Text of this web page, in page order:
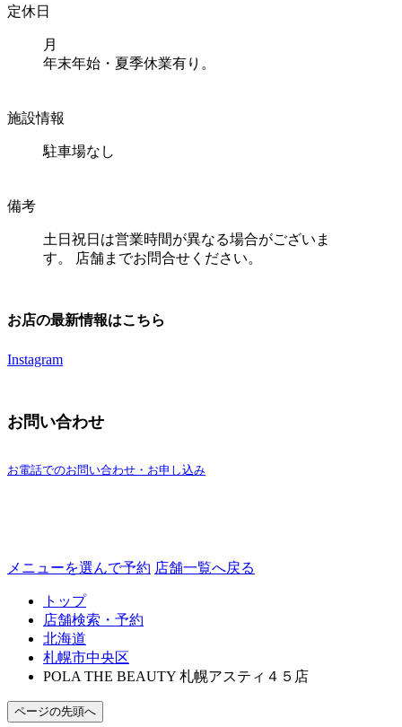
定休日
月
年末年始・夏季休業有り。
施設情報
駐車場なし
備考
土日祝日は営業時間が異なる場合がございま
す。 店舗までお問合せください。
お店の最新情報はこちら
Instagram
お問い合わせ
お電話でのお問い合わせ・お申し込み
メニューを選んで予約 店舗一覧へ戻る
トップ
店舗検索・予約
北海道
札幌市中央区
POLA THE BEAUTY 札幌アスティ４５店
ページの先頭へ